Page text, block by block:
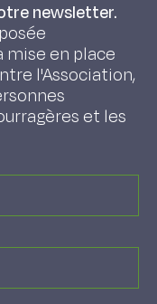
newsletter.
mise en place
l'Association,
et les